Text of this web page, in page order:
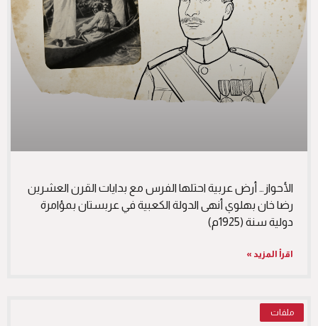
الأحواز… أرض عربية احتلها الفرس مع بدايات القرن العشرين
رضا خان بهلوي أنهى الدولة الكعبية في عربستان بمؤامرة
دولية سنة (1925م)
اقرأ المزيد »
ملفات